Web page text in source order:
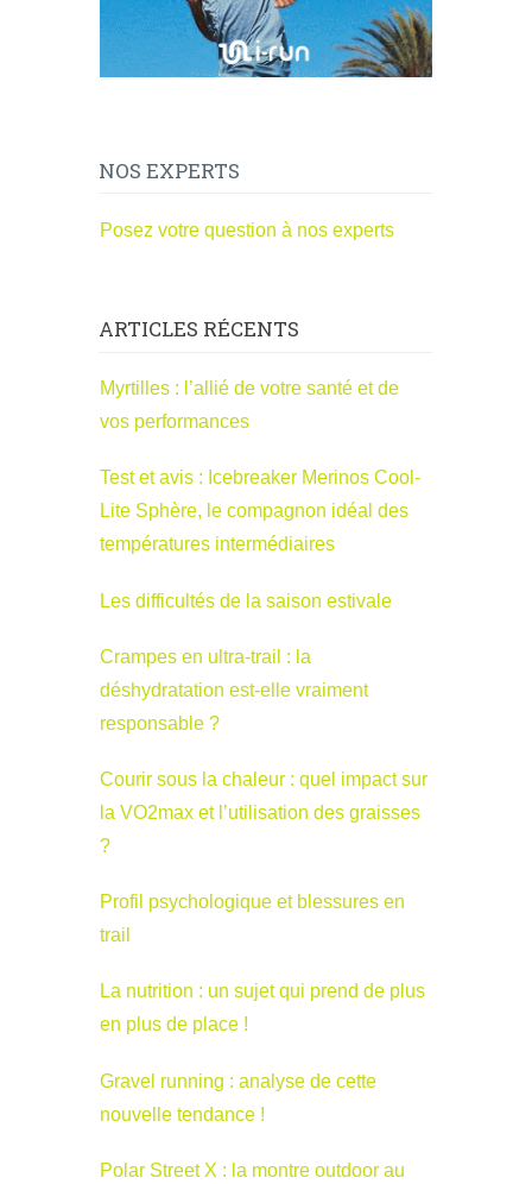
NOS EXPERTS
Posez votre question à nos experts
ARTICLES RÉCENTS
Myrtilles : l’allié de votre santé et de
vos performances
Test et avis : Icebreaker Merinos Cool-
Lite Sphère, le compagnon idéal des
températures intermédiaires
Les difficultés de la saison estivale
Crampes en ultra-trail : la
déshydratation est-elle vraiment
responsable ?
Courir sous la chaleur : quel impact sur
la VO2max et l’utilisation des graisses
?
Profil psychologique et blessures en
trail
La nutrition : un sujet qui prend de plus
en plus de place !
Gravel running : analyse de cette
nouvelle tendance !
Polar Street X : la montre outdoor au